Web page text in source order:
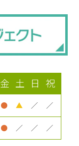
金 土 日 祝
● ▲ ／ ／
● ／ ／ ／